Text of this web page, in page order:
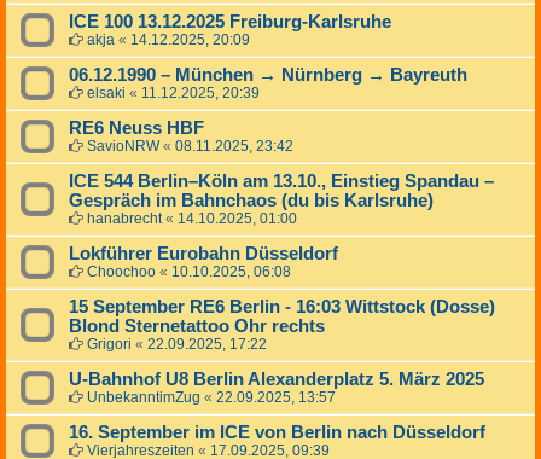
ICE 100 13.12.2025 Freiburg-Karlsruhe
akja « 14.12.2025, 20:09
06.12.1990 – München → Nürnberg → Bayreuth
elsaki « 11.12.2025, 20:39
RE6 Neuss HBF
SavioNRW« 08.11.2025, 23:42
ICE 544 Berlin–Köln am 13.10., Einstieg Spandau –
Gespräch im Bahnchaos (du bis Karlsruhe)
hanabrecht« 14.10.2025, 01:00
Lokführer Eurobahn Düsseldorf
Choochoo « 10.10.2025, 06:08
15 September RE6 Berlin - 16:03 Wittstock (Dosse)
Blond Sternetattoo Ohr rechts
Grigori « 22.09.2025, 17:22
U-Bahnhof U8 Berlin Alexanderplatz 5. März 2025
UnbekanntimZug « 22.09.2025, 13:57
16. September im ICE von Berlin nach Düsseldorf
Vierjahreszeiten « 17.09.2025, 09:39